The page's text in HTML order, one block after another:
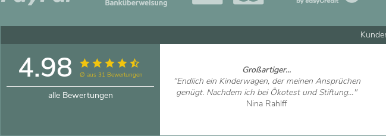
4.98∅ aus 31 Bewertungen
alle Bewertungen
Großartiger...
"Endlich ein Kinderwagen, der meinen Ansprüchen
genügt. Nachdem ich bei Ökotest und Stiftung..."
Nina Rahlff